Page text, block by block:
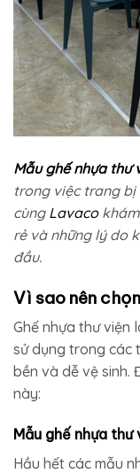
Mẫu ghế nhựa thư
trong việc trang
cùng Lavacokhám
rẻ và những lý do
đầu.
Vì sao nên
Ghế nhựa thư viện
sử dụng trong các
bền và dễ vệ sinh.
này:
Mẫu ghế nhựa
Hầu hết các mẫu